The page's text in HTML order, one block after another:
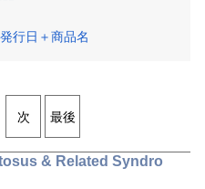
発行日＋商品名
次 最後
& Related Syndro